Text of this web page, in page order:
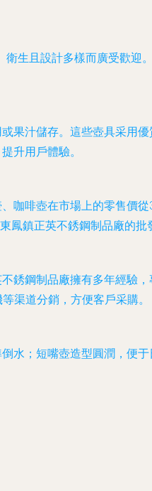
生且設計多樣而廣受歡迎
果汁儲存。這些壺具采用
升用戶體驗。
咖啡壺在市場上的零售價
鎮正英不銹鋼制品廠的批
銹鋼制品廠擁有多年經驗
渠道分銷，方便客戶采購。
水；短嘴壺造型圓潤，便于